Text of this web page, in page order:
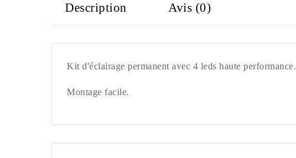
Description Avis (0)
Kit d'éclairage permanent avec 4 leds haute performance.
Montage facile.